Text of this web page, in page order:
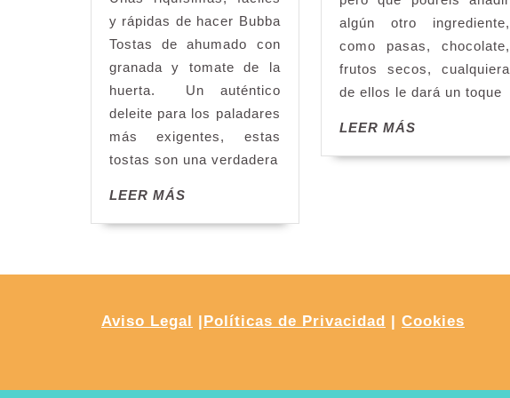
ahumado
con
granada
y
y rápidas de hacer Bubba
Tostas de ahumado con
granada y tomate de la
huerta. Un auténtico
deleite para los paladares
más exigentes, estas
tostas son una verdadera
LEER MÁS
algún otro ingrediente,
como pasas, chocolate,
frutos secos, cualquiera
de ellos le dará un toque
LEER MÁSLEER
Aviso Legal |Políticas de Privacidad | Cookies